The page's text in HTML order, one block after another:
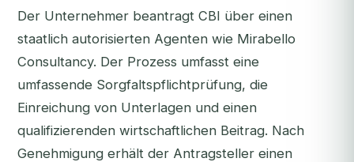
Der Unternehmer beantragt CBI über einen
staatlich autorisierten Agenten wie Mirabello
Consultancy. Der Prozess umfasst eine
umfassende Sorgfaltspflichtprüfung, die
Einreichung von Unterlagen und einen
qualifizierenden wirtschaftlichen Beitrag. Nach
Genehmigung erhält der Antragsteller einen